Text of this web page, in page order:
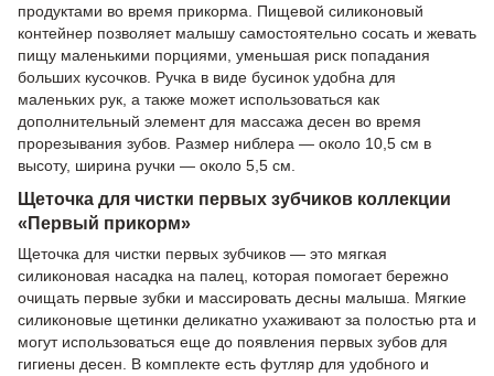
продуктами во время прикорма. Пищевой силиконовый
контейнер позволяет малышу самостоятельно сосать и жевать
пищу маленькими порциями, уменьшая риск попадания
больших кусочков. Ручка в виде бусинок удобна для
маленьких рук, а также может использоваться как
дополнительный элемент для массажа десен во время
прорезывания зубов. Размер ниблера — около 10,5 см в
высоту, ширина ручки — около 5,5 см.
Щеточка для чистки первых зубчиков коллекции
«Первый прикорм»
Щеточка для чистки первых зубчиков — это мягкая
силиконовая насадка на палец, которая помогает бережно
очищать первые зубки и массировать десны малыша. Мягкие
силиконовые щетинки деликатно ухаживают за полостью рта и
могут использоваться еще до появления первых зубов для
гигиены десен. В комплекте есть футляр для удобного и